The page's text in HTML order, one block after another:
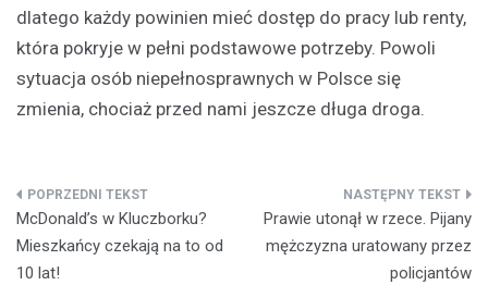
dlatego każdy powinien mieć dostęp do pracy lub renty,
która pokryje w pełni podstawowe potrzeby. Powoli
sytuacja osób niepełnosprawnych w Polsce się
zmienia, chociaż przed nami jeszcze długa droga.
Nawigacja
wpisu
McDonald’s w Kluczborku?
Mieszkańcy czekają na to od
10 lat!
Prawie utonął w rzece. Pijany
mężczyzna uratowany przez
policjantów